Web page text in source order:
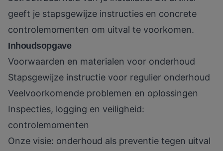
geeft je stapsgewijze instructies en concrete
controlemomenten om uitval te voorkomen.
Inhoudsopgave
Voorwaarden en materialen voor onderhoud
Stapsgewijze instructie voor regulier onderhoud
Veelvoorkomende problemen en oplossingen
Inspecties, logging en veiligheid:
controlemomenten
Onze visie: onderhoud als preventie tegen uitval